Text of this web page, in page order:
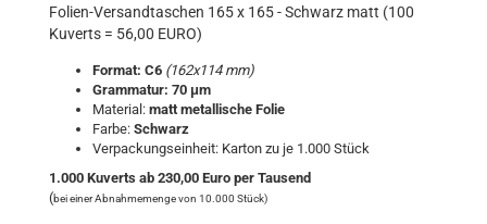
Folien-Versandtaschen 165 x 165 - Schwarz matt (100
Kuverts = 56,00 EURO)
Format: C6 (162x114 mm)
Grammatur: 70 μm
Material: matt metallische Folie
Farbe: Schwarz
Verpackungseinheit: Karton zu je 1.000 Stück
1.000 Kuverts ab 230,00 Euro per Tausend
(bei einer Abnahmemenge von 10.000 Stück)